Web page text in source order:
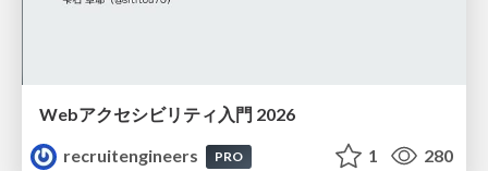
Webアクセシビリティ入門 2026
recruitengineers
PRO 1 280